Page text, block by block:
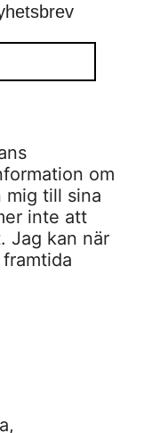
om
mig till sina
inte att
Jag kan när